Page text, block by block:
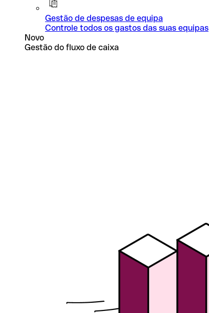
Gestão de despesas de equipa
Controle todos os gastos das suas equipas
Novo
Gestão do fluxo de caixa